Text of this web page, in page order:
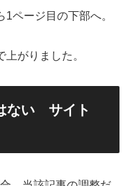
ページ目の下部へ。
がりました。
ない サイト